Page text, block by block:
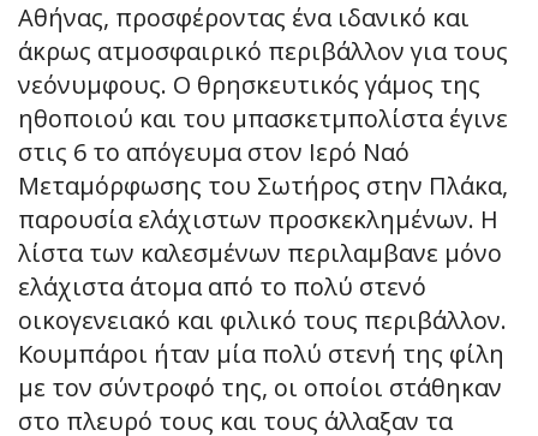
Αθήνας, προσφέροντας ένα ιδανικό και
άκρως ατμοσφαιρικό περιβάλλον για τους
νεόνυμφους. Ο θρησκευτικός γάμος της
ηθοποιού και του μπασκετμπολίστα έγινε
στις 6 το απόγευμα στον Ιερό Ναό
Μεταμόρφωσης του Σωτήρος στην Πλάκα,
παρουσία ελάχιστων προσκεκλημένων. Η
λίστα των καλεσμένων περιλαμβανε μόνο
ελάχιστα άτομα από το πολύ στενό
οικογενειακό και φιλικό τους περιβάλλον.
Κουμπάροι ήταν μία πολύ στενή της φίλη
με τον σύντροφό της, οι οποίοι στάθηκαν
στο πλευρό τους και τους άλλαξαν τα